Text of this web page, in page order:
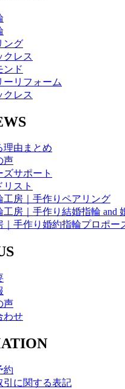
ング
クレス
ンド
ーリフォーム
クレス
理由まとめ
声
ズサポート
リスト
工房｜手作りペアリング
工房｜手作り結婚指輪 and
｜手作り婚約指輪プロポー
声
わせ
約
引に関する表記